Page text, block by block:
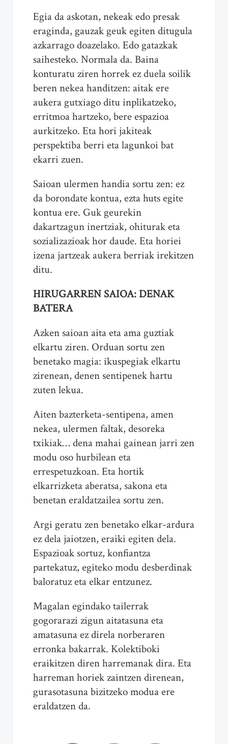
Egia da askotan, nekeak edo presak
eraginda, gauzak geuk egiten ditugula
azkarrago doazelako. Edo gatazkak
saihesteko. Normala da. Baina
konturatu ziren horrek ez duela soilik
beren nekea handitzen: aitak ere
aukera gutxiago ditu inplikatzeko,
erritmoa hartzeko, bere espazioa
aurkitzeko. Eta hori jakiteak
perspektiba berri eta lagunkoi bat
ekarri zuen.
Saioan ulermen handia sortu zen: ez
da borondate kontua, ezta huts egite
kontua ere. Guk geurekin
dakartzagun inertziak, ohiturak eta
sozializazioak hor daude. Eta horiei
izena jartzeak aukera berriak irekitzen
ditu.
HIRUGARREN SAIOA: DENAK
BATERA
Azken saioan aita eta ama guztiak
elkartu ziren. Orduan sortu zen
benetako magia: ikuspegiak elkartu
zirenean, denen sentipenek hartu
zuten lekua.
Aiten bazterketa-sentipena, amen
nekea, ulermen faltak, desoreka
txikiak… dena mahai gainean jarri zen
modu oso hurbilean eta
errespetuzkoan. Eta hortik
elkarrizketa aberatsa, sakona eta
benetan eraldatzailea sortu zen.
Argi geratu zen benetako elkar-ardura
ez dela jaiotzen, eraiki egiten dela.
Espazioak sortuz, konfiantza
partekatuz, egiteko modu desberdinak
baloratuz eta elkar entzunez.
Magalan egindako tailerrak
gogorarazi zigun aitatasuna eta
amatasuna ez direla norberaren
erronka bakarrak. Kolektiboki
eraikitzen diren harremanak dira. Eta
harreman horiek zaintzen direnean,
gurasotasuna bizitzeko modua ere
eraldatzen da.